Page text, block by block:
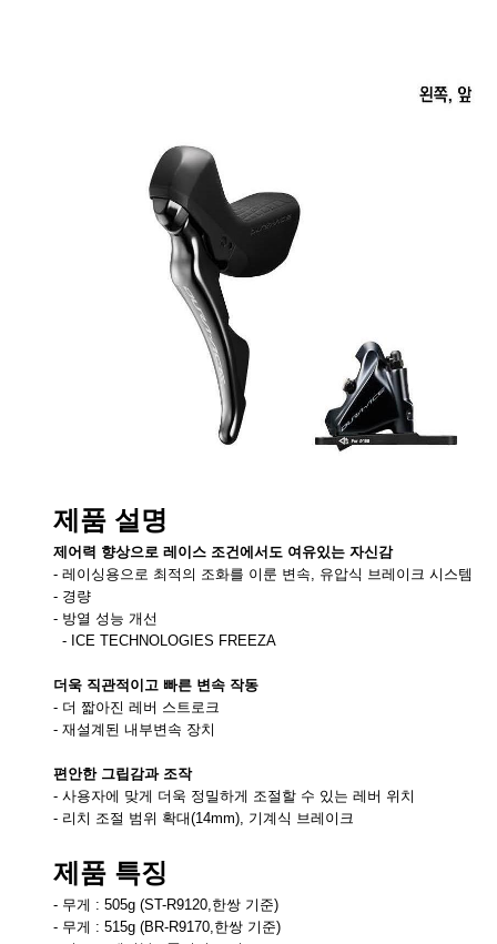
제품 설명
제어력 향상으로 레이스 조건에서도 여유있는 자신감
- 레이싱용으로 최적의 조화를 이룬 변속, 유압식 브레이크 시스템
- 경량
- 방열 성능 개선
- ICE TECHNOLOGIES FREEZA
더욱 직관적이고 빠른 변속 작동
- 더 짧아진 레버 스트로크
- 재설계된 내부변속 장치
편안한 그립감과 조작
- 사용자에 맞게 더욱 정밀하게 조절할 수 있는 레버 위치
- 리치 조절 범위 확대(14mm), 기계식 브레이크
제품 특징
- 무게 : 505g (ST-R9120,한쌍 기준)
- 무게 : 515g (BR-R9170,한쌍 기준)